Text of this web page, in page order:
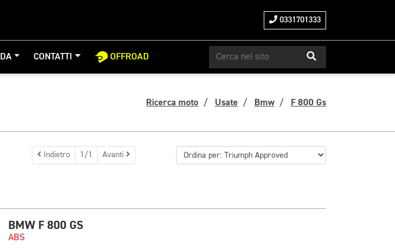
0331701333
CONTATTI OFFROAD
Ricerca moto Usate Bmw F 800 Gs
Indietro 1/1 Avanti
BMW F 800 GS
ABS